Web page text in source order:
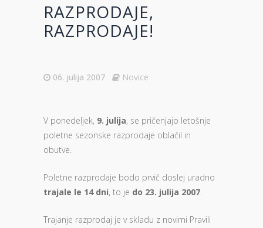
RAZPRODAJE,
RAZPRODAJE!
06. julija 2007 Novice
V ponedeljek, 9. julija, se pričenjajo letošnje
poletne sezonske razprodaje oblačil in
obutve.
Poletne razprodaje bodo prvič doslej uradno
trajale le 14 dni, to je do 23. julija 2007.
Trajanje razprodaj je v skladu z novimi Pravili